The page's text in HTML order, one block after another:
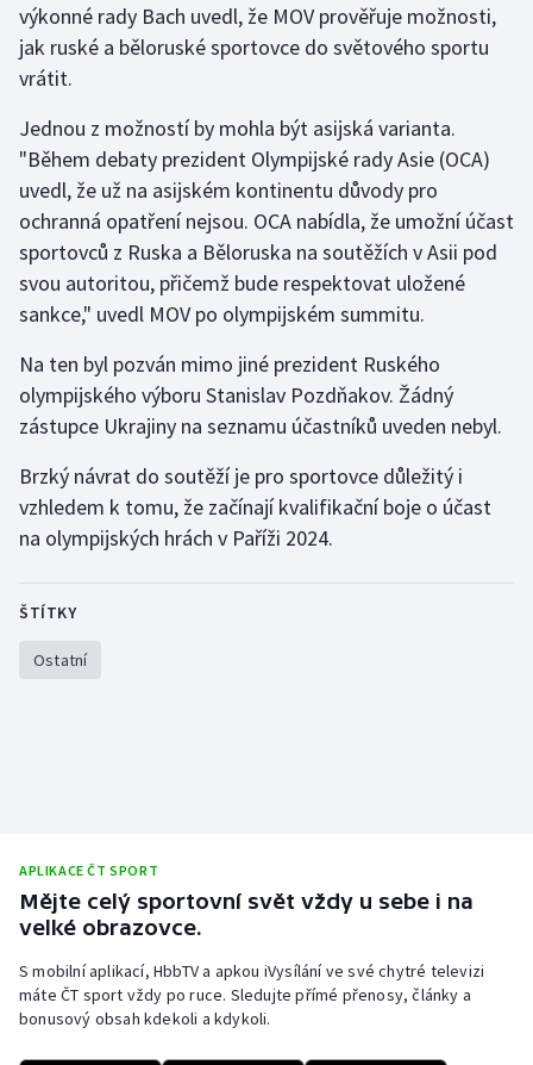
Motorsport
Olympijské hry
Parasport
Plavání
Plážový volejbal
Ragby
Rychlobruslení
Rychlostní kanoistika
Short track
Sportovní střelba
Ostatní
výkonné rady Bach uvedl, že MOV prověřuje možnosti,
jak ruské a běloruské sportovce do světového sportu
vrátit.
Jednou z možností by mohla být asijská varianta.
"Během debaty prezident Olympijské rady Asie (OCA)
uvedl, že už na asijském kontinentu důvody pro
ochranná opatření nejsou. OCA nabídla, že umožní účast
sportovců z Ruska a Běloruska na soutěžích v Asii pod
svou autoritou, přičemž bude respektovat uložené
sankce," uvedl MOV po olympijském summitu.
Na ten byl pozván mimo jiné prezident Ruského
olympijského výboru Stanislav Pozdňakov. Žádný
zástupce Ukrajiny na seznamu účastníků uveden nebyl.
Brzký návrat do soutěží je pro sportovce důležitý i
vzhledem k tomu, že začínají kvalifikační boje o účast
na olympijských hrách v Paříži 2024.
ŠTÍTKY
Ostatní
APLIKACE ČT SPORT
Mějte celý sportovní svět vždy u sebe i na
velké obrazovce.
S mobilní aplikací, HbbTV a apkou iVysílání ve své chytré televizi
máte ČT sport vždy po ruce. Sledujte přímé přenosy, články a
bonusový obsah kdekoli a kdykoli.